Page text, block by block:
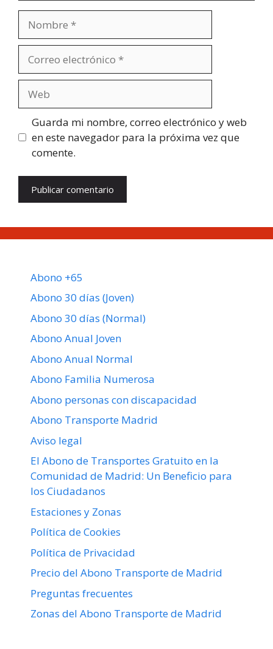
electrónico
Guarda mi nombre, correo electrónico y web
en este navegador para la próxima vez que
comente.
Abono +65
Abono 30 días (Joven)
Abono 30 días (Normal)
Abono Anual Joven
Abono Anual Normal
Abono Familia Numerosa
Abono personas con discapacidad
Abono Transporte Madrid
Aviso legal
El Abono de Transportes Gratuito en la
Comunidad de Madrid: Un Beneficio para
los Ciudadanos
Estaciones y Zonas
Política de Cookies
Política de Privacidad
Precio del Abono Transporte de Madrid
Preguntas frecuentes
Zonas del Abono Transporte de Madrid